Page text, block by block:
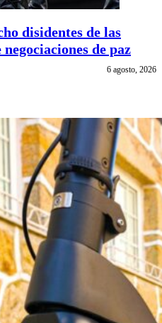
disidentes de las
de paz
6 agosto, 2026